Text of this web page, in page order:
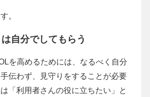
。
自分でしてもらう
を高めるためには、なるべく自分
伝わず、見守りをすることが必要
「利用者さんの役に立ちたい」と